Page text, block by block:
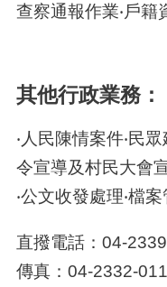
查察通報作業‧戶籍
其他行政業務：
‧人民陳情案件‧民
令宣導及村民大會
‧公文收發處理‧檔
直撥電話： 04-
傳真： 04-2332-